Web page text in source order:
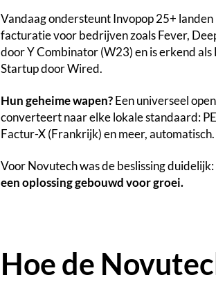
Vandaag ondersteunt Invopop 25+
facturatie voor bedrijven zoals Fever,
door Y Combinator (W23) en is erkend
Startup door Wired.
Hun geheime wapen?Een universeel
converteert naar elke lokale standaard:
Factur-X (Frankrijk) en meer, automatisch.
Voor Novutech was de beslissing duidelijk:
een oplossing gebouwd voor groei.
Hoe de